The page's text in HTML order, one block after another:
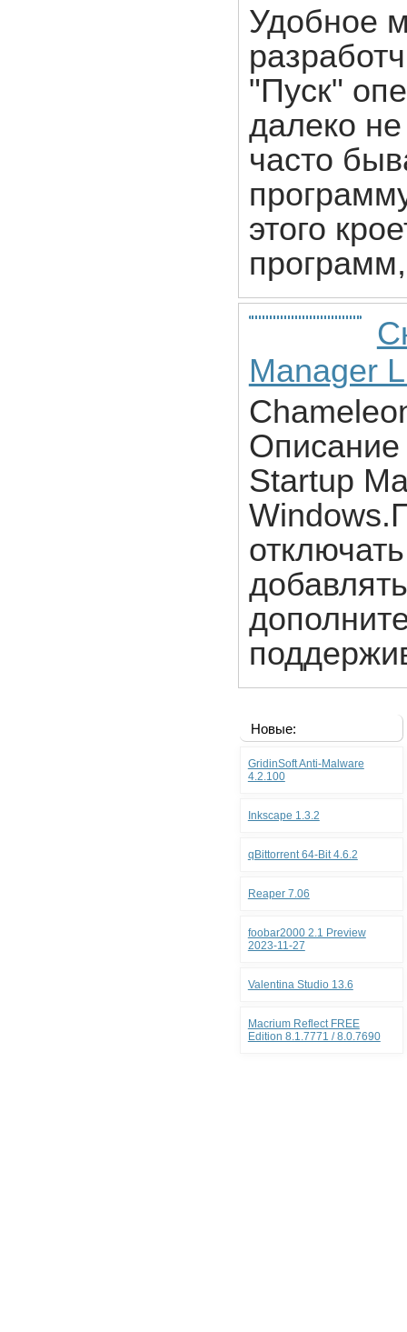
Удобное
"Пуск"
далеко
часто
этого
Manager
Описание
Startup
Новые:
GridinSoft Anti-Malware
4.2.100
Inkscape 1.3.2
qBittorrent 64-Bit 4.6.2
Reaper 7.06
foobar2000 2.1 Preview
2023-11-27
Valentina Studio 13.6
Macrium Reflect FREE
Edition 8.1.7771 / 8.0.7690